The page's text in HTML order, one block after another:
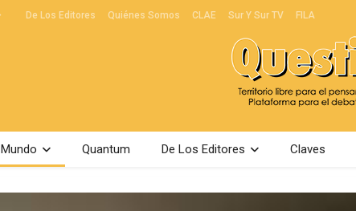
De Los Editores Quiénes Somos CLAE Sur Y Sur TV FILA
Mundo Quantum De Los Editores Claves